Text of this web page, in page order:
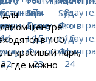
для
центре
в 400
красивый парк,
где можно